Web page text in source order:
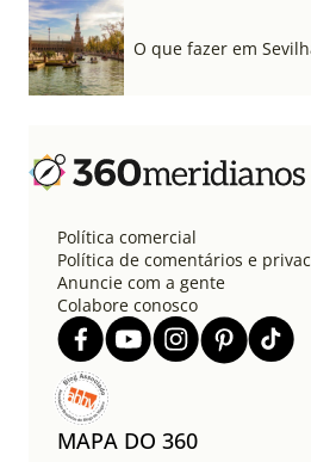
O que fazer em
Política comercial
Política de comentários e
Anuncie com a gente
Colabore conosco
MAPA DO 360